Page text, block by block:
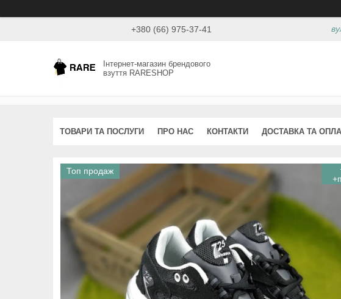
+380 (66) 975-37-41
Інтернет-магазин брендового
взуття RARESHOP
ТОВАРИ ТА ПОСЛУГИ ПРО НАС КОНТАКТИ ДОСТАВКА ТА
Топ продаж